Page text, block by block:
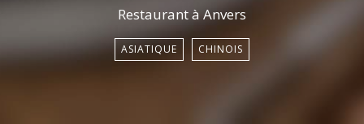
Restaurant à Anvers
ASIATIQUE CHINOIS